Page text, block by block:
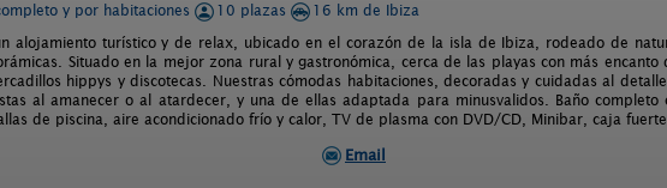
y por habitaciones
10 plazas
16 km de Ibiza
alojamiento turístico y de relax, ubicado en el corazón de la isla de Ibiza, rodeado de
Situado en la mejor zona rural y gastronómica, cerca de las playas con más
hippys y discotecas. Nuestras cómodas habitaciones, decoradas y cuidadas al
al amanecer o al atardecer, y una de ellas adaptada para minusvalidos. Baño completo
de piscina, aire acondicionado frío y calor, TV de plasma con DVD/CD, Minibar, caja
Email